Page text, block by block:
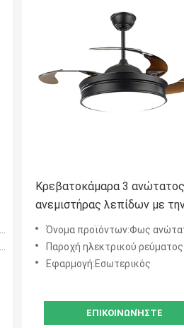
Κρεβατοκάμαρα 3 ανώτατος
ανεμιστήρας λεπίδων με
ελαφριά και μακρινή
δύναμη
Όνομα προϊόντων:Φως ανώτατων
Παροχή ηλεκτρικού
Εφαρμογή:Εσωτερικός
ΕΠΙΚΟΙΝΩΝΉΣΤΕ